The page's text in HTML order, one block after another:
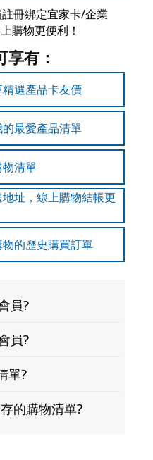
冊綁定宜家卡/企業
購物更便利！
有：
選產品卡友價
最愛產品清單
清單
址，線上購物結帳更
的歷史購買訂單
員?
/企業卡卡友
立即辦卡
核​後，再請回到官網進行帳
員?
單?
車，點擊「購物
的購物清單?